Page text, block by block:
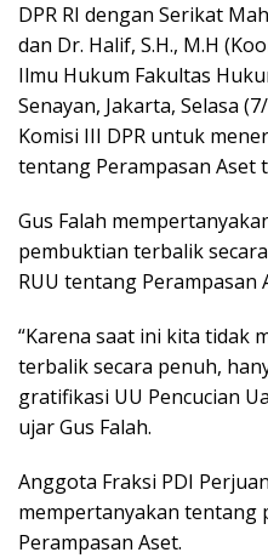
DPR RI dengan Serikat
dan Dr. Halif, S.H., M.H
Ilmu Hukum Fakultas
Senayan, Jakarta, Selasa
Komisi III DPR untuk
tentang Perampasan Aset
Gus Falah
pembuktian terbalik
RUU tentang Perampasan
“Karena saat ini kita tidak
terbalik secara penuh,
gratifikasi UU Pencucian
ujar Gus Falah.
Anggota Fraksi PDI
mempertanyakan tentang
Perampasan Aset.